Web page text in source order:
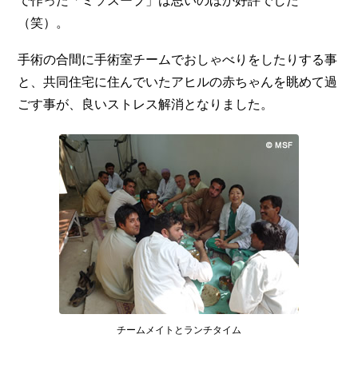
チームメイトとランチタイム
（笑）。
手術の合間に手術室チームでおしゃべりをしたりする事
と、共同住宅に住んでいたアヒルの赤ちゃんを眺めて過
ごす事が、良いストレス解消となりました。